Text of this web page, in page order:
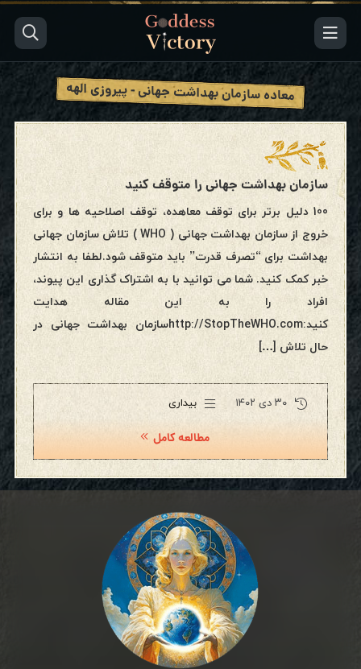
معاده سازمان بهداشت جهانی - پیروزی الهه
سازمان بهداشت جهانی را متوقف کنید
100 دلیل برتر برای توقف معاهده، توقف اصلاحیه ها و برای
خروج از سازمان بهداشت جهانی ( WHO ) تلاش سازمان جهانی
بهداشت برای “تصرف قدرت” باید متوقف شود.لطفا به انتشار
خبر کمک کنید. شما می توانید با به اشتراک گذاری این پیوند،
افراد را به این مقاله هدایت
کنید:http://StopTheWHO.comسازمان بهداشت جهانی در
حال تلاش […]
۳۰ دی ۱۴۰۲ بیداری
مطالعه کامل